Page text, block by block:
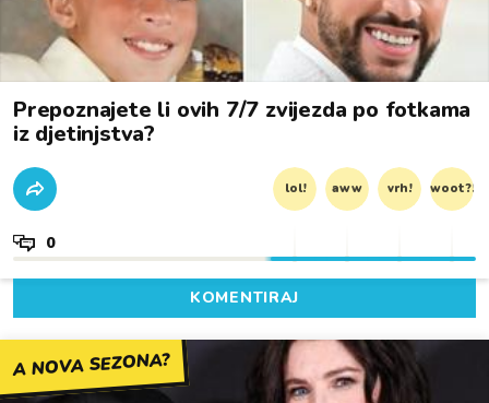
Prepoznajete li ovih 7/7 zvijezda po fotkama
iz djetinjstva?
lol! aww vrh! woot?!
0
KOMENTIRAJ
A NOVA SEZONA?